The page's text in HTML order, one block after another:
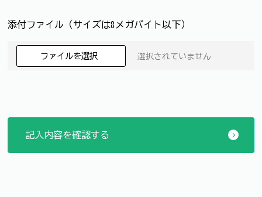
添付ファイル（サイズは8メガバイト以下）
ファイルを選択 選択されていません